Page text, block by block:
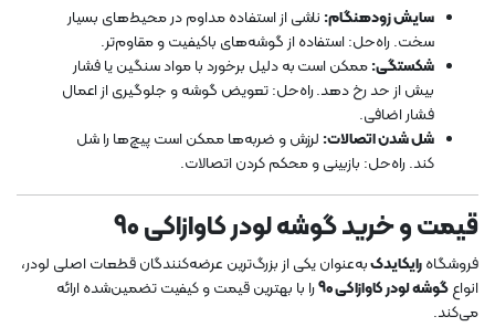
سایش زودهنگام: ناشی از استفاده مداوم در محیط‌های بسیار
سخت. راه‌حل: استفاده از گوشه‌های باکیفیت و مقاوم‌تر.
شکستگی:ممکن است به دلیل برخورد با مواد سنگین یا فشار
بیش از حد رخ دهد. راه‌حل: تعویض گوشه و جلوگیری از اعمال
فشار اضافی.
شل شدن اتصالات: لرزش و ضربه‌ها ممکن است پیچ‌ها را شل
کند. راه‌حل: بازبینی و محکم کردن اتصالات.
قیمت و خرید گوشه لودر کاوازاکی 90
فروشگاهرایکایدکبه‌عنوان یکی از بزرگ‌ترین عرضه‌کنندگان قطعات اصلی لودر،
انواعگوشه لودر کاوازاکی 90
را با بهترین قیمت و کیفیت تضمین‌شده ارائه
می‌کند.